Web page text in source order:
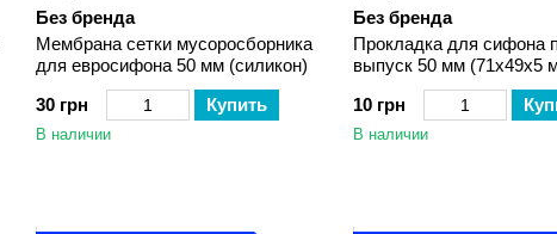
Без бренда
Мембрана сетки мусоросборника
для евросифона 50 мм (силикон)
30 грн
Купить
В наличии
Без бренда
Прокладка для сифона
выпуск 50 мм (71х49х5
10 грн
В наличии